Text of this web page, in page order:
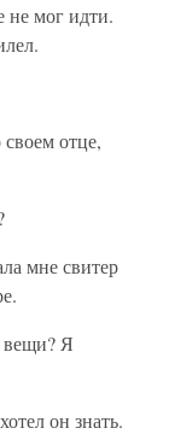
не мог идти.
отце,
мне свитер
вещи? Я
он знать.